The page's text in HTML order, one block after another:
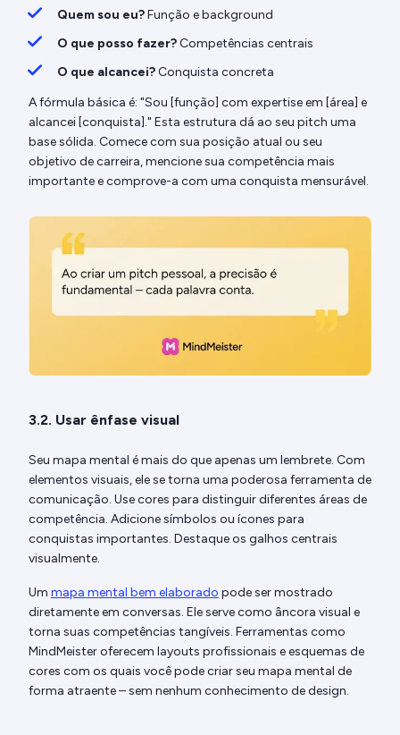
Quem sou eu?Função e background
O que posso fazer? Competências centrais
O que alcancei? Conquista concreta
A fórmula básica é: "Sou [função] com expertise em [área] e
alcancei [conquista]." Esta estrutura dá ao seu pitch uma
base sólida. Comece com sua posição atual ou seu
objetivo de carreira, mencione sua competência mais
importante e comprove-a com uma conquista mensurável.
3.2. Usar ênfase visual
Seu mapa mental é mais do que apenas um lembrete. Com
elementos visuais, ele se torna uma poderosa ferramenta de
comunicação. Use cores para distinguir diferentes áreas de
competência. Adicione símbolos ou ícones para
conquistas importantes. Destaque os galhos centrais
visualmente.
Um mapa mental bem elaborado pode ser mostrado
diretamente em conversas. Ele serve como âncora visual e
torna suas competências tangíveis. Ferramentas como
MindMeister oferecem layouts profissionais e esquemas de
cores com os quais você pode criar seu mapa mental de
forma atraente – sem nenhum conhecimento de design.